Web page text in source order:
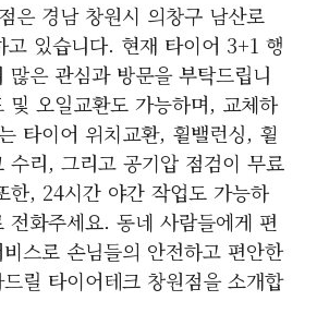
은 경남 창원시 의창구 남산로
고 있습니다. 현재 타이어 3+1 행
많은 관심과 방문을 부탁드립니
및 오일교환도 가능하며, 교체하
타이어 위치교환, 휠밸런싱, 휠
수리, 그리고 공기압 점검이 무료
한, 24시간 야간 작업도 가능하
전화주세요. 동네 사람들에게 편
스로 손님들의 안전하고 편안한
릴 타이어테크 창원점을 소개합